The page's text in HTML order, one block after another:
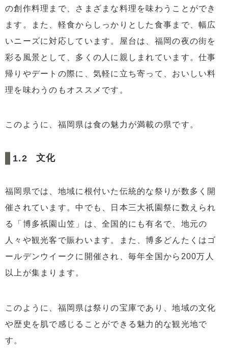
の創作料理まで、さまざまな料理を味わうことができ
ます。また、軽食からしっかりとした食事まで、幅広
いニーズに対応しています。屋台は、福岡の夜の街を
彩る風景として、多くの人に親しまれています。仕事
帰りやデートの際に、気軽に立ち寄って、おいしい料
理を味わうのもオススメです。
このように、福岡県は食の魅力が満載の県です。
文化
福岡県では、地域に根付いた伝統的な祭りが数多く開
催されています。中でも、日本三大祇園祭に数えられ
る「博多祇園山笠」は、全国的にも有名で、地元の
人々や観光客で賑わいます。また、博多どんたくはゴ
ールデンウイークに開催され、毎年全国から200万人
以上が集まります。
このように、福岡県は祭りの宝庫であり、地域の文化
や歴史を肌で感じることができる魅力的な観光地で
す。